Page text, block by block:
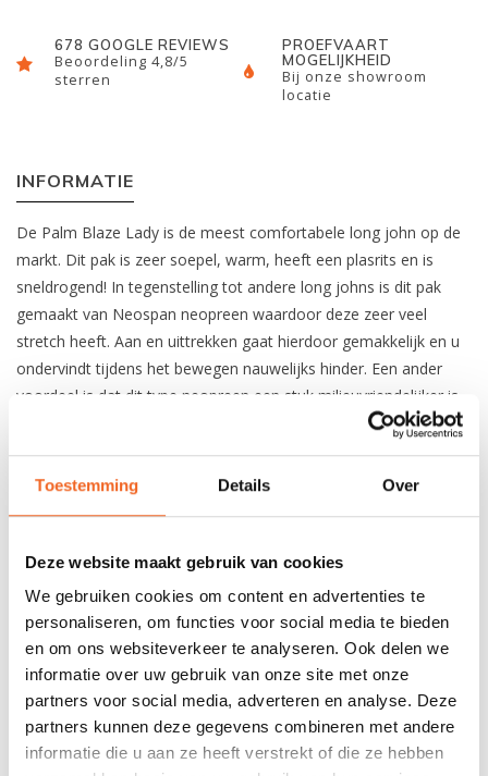
Toestemming Details Over
Deze website maakt gebruik van cookies
We gebruiken cookies om content en advertenties te
personaliseren, om functies voor social media te bieden
en om ons websiteverkeer te analyseren. Ook delen we
informatie over uw gebruik van onze site met onze
partners voor social media, adverteren en analyse. Deze
partners kunnen deze gegevens combineren met andere
informatie die u aan ze heeft verstrekt of die ze hebben
678 GOOGLE REVIEWS
Beoordeling 4,8/5
sterren
PROEFVAART
MOGELIJKHEID
Bij onze showroom
locatie
INFORMATIE
De Palm Blaze Lady is de meest comfortabele long john op de
markt. Dit pak is zeer soepel, warm, heeft een plasrits en is
sneldrogend! In tegenstelling tot andere long johns is dit pak
gemaakt van Neospan neopreen waardoor deze zeer veel
stretch heeft. Aan en uittrekken gaat hierdoor gemakkelijk en u
ondervindt tijdens het bewegen nauwelijks hinder. Een ander
voordeel is dat dit type neopreen een stuk milieuvriendelijker is
3 mm CR Neospan neoprene
Sneldrogend thermal voering
REVIEWS
Nog niet gewaardeerd
0 sterren op basis van 0 beoordelingen
JE BEOORDELING TOEVOEGEN